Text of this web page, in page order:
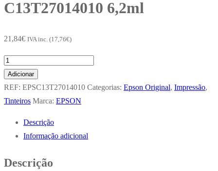
C13T27014010 6,2ml
21,84€ IVA inc. (17,76€)
Quantidade
de
Tinteiro
Epson
C13T27014010
Adicionar
REF: EPSC13T27014010 Categorias: Epson Original, Impressão,
Tinteiros Marca: EPSON
Descrição
Informação adicional
Descrição